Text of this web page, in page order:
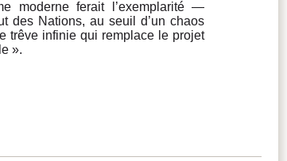
moderne ferait l’exemplarité —
des Nations, au seuil d’un chaos
trêve infinie qui remplace le projet
».